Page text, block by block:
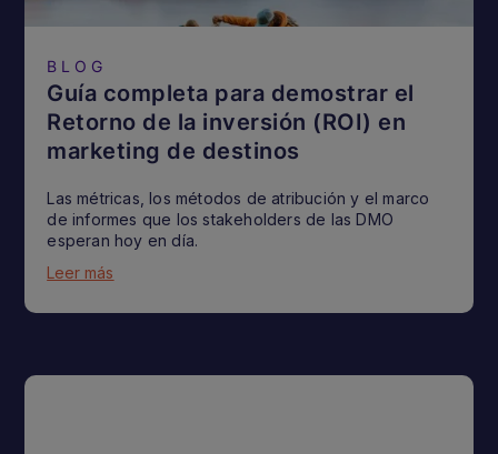
BLOG
Guía completa para demostrar el
Retorno de la inversión (ROI) en
marketing de destinos
Las métricas, los métodos de atribución y el marco
de informes que los stakeholders de las DMO
esperan hoy en día.
Leer más